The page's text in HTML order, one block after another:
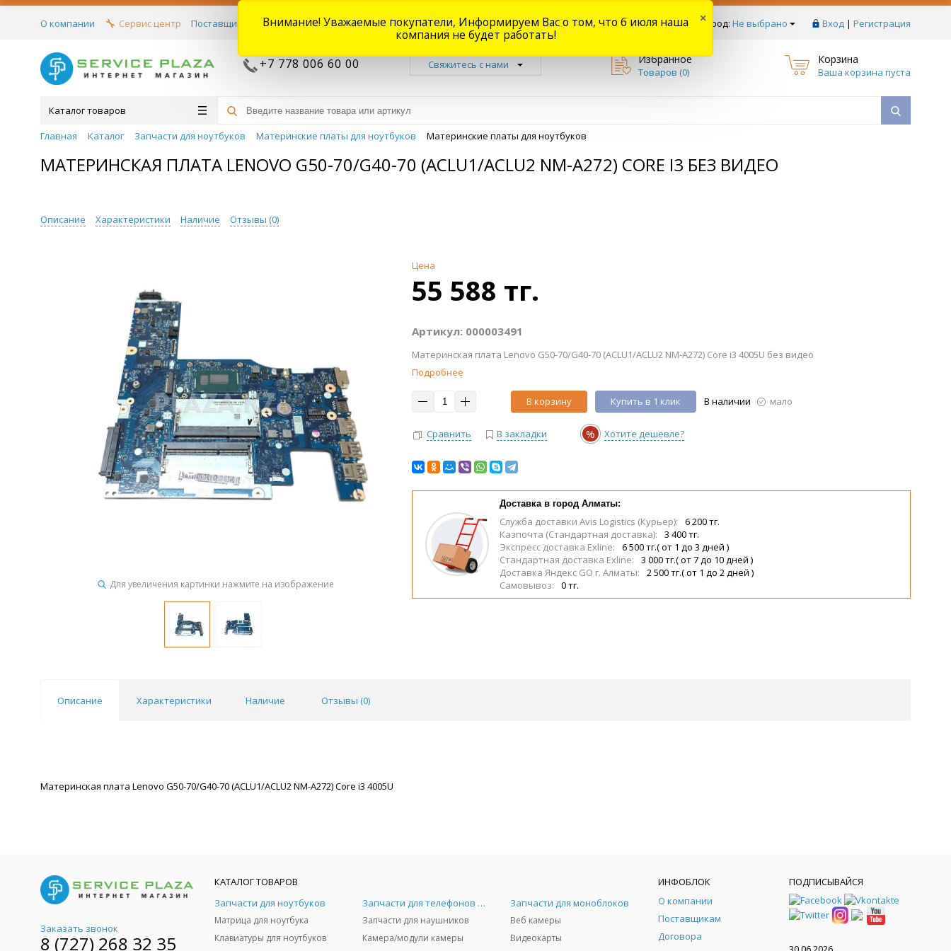
Ваш город: Не выбрано Вход | Регистрация
О компании Сервис центр Поставщикам Договора Новости Акции Доставка Оплата Наши магазины Форум Отзывы
+7 778 006 60 00 Свяжитесь с нами Избранное
Товаров (0)
Корзина
Ваша корзина пуста
Каталог товаров
Главная
Каталог Запчасти для ноутбуков Материнские платы для ноутбуков Материнские платы для ноутбуков
МАТЕРИНСКАЯ ПЛАТА LENOVO G50-70/G40-70 (ACLU1/ACLU2 NM-A272) CORE I3 БЕЗ ВИДЕО
Описание Характеристики Наличие Отзывы (0)
Для увеличения картинки нажмите на изображение
Цена
55 588 тг.
Артикул: 000003491
Материнская плата Lenovo G50-70/G40-70 (ACLU1/ACLU2 NM-A272) Core i3 4005U без видео
Подробнее
В корзину Купить в 1 клик В наличии мало
Сравнить В закладки % Хотите дешевле?
Доставка в город Алматы:
Служба доставки Avis Logistics (Курьер):
6 200 тг.
Казпочта (Стандартная доставка):
3 400 тг.
Экспресс доставка Exline:
6 500 тг.( от 1 до 3 дней )
Стандартная доставка Exline:
3 000 тг.( от 7 до 10 дней )
Доставка Яндекс GO г. Алматы:
2 500 тг.( от 1 до 2 дней )
Самовывоз:
0 тг.
Описание Характеристики Наличие Отзывы (0)
Материнская плата Lenovo G50-70/G40-70 (ACLU1/ACLU2 NM-A272) Core i3 4005U
Заказать звонок
8 (727) 268 32 35
КАТАЛОГ ТОВАРОВ
Запчасти для ноутбуков
Матрица для ноутбука
Клавиатуры для ноутбуков
Запчасти для телефонов и Airpods
Запчасти для наушников
Камера/модули камеры
Запчасти для моноблоков
Веб камеры
Видеокарты
ИНФОБЛОК
О компании
Поставщикам
Договора
ПОДПИСЫВАЙСЯ
Внимание! Уважаемые покупатели, Информируем Вас о том, что 6 июля наша
компания не будет работать!
×